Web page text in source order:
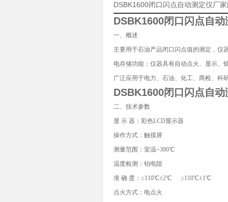
DSBK1600闭口闪点自动测定仪厂
DSBK1600闭口闪点自动
一、概述
主要用于石油产品闭口闪点值的测定，仪
电存储功能；仪器具有自动点火、显示、
广泛应用于电力、石油、化工、商检、科
DSBK1600闭口闪点自动
二、技术参数
显 示 器：彩色LCD显示器
操作方式：触摸屏
测量范围：室温~300℃
温度检测：铂电阻
准 确 度：≥110℃±2℃ ≤110℃±1℃
点火方式：电点火